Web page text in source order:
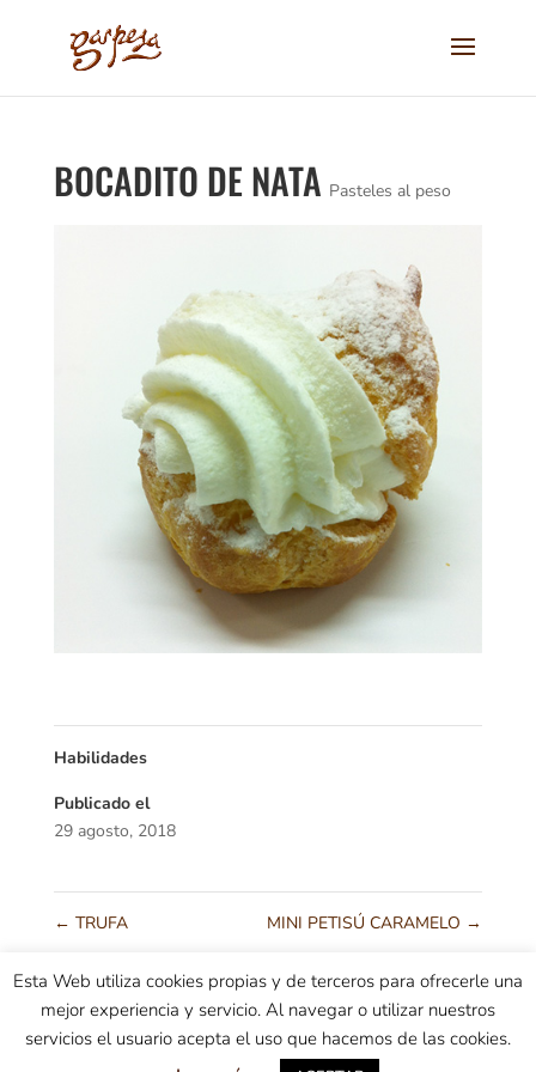
BOCADITO DE NATA Pasteles al peso
Habilidades
Publicado el
29 agosto, 2018
← TRUFA MINI PETISÚ CARAMELO →
Condiciones generales
Información sobre envíos
Política de Cookies Pago seguro
Esta Web utiliza cookies propias y de terceros para ofrecerle una
mejor experiencia y servicio. Al navegar o utilizar nuestros
servicios el usuario acepta el uso que hacemos de las cookies.